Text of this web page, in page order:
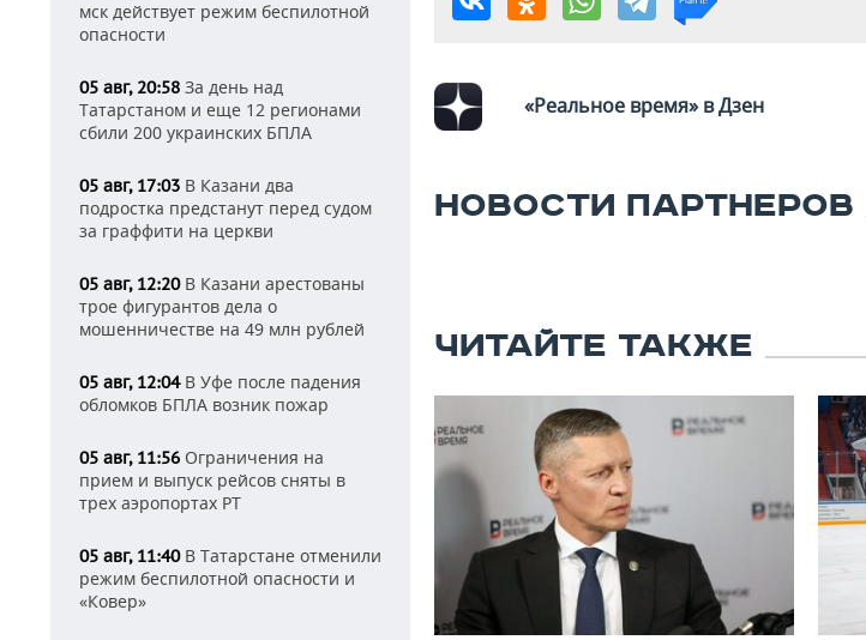
мск действует режим беспилотной
опасности
05 авг, 20:58 За день над
Татарстаном и еще 12 регионами
сбили 200 украинских БПЛА
05 авг, 17:03 В Казани два
подростка предстанут перед судом
за граффити на церкви
05 авг, 12:20В Казани арестованы
трое фигурантов дела о
мошенничестве на 49 млн рублей
05 авг, 12:04В Уфе после падения
обломков БПЛА возник пожар
05 авг, 11:56 Ограничения на
прием и выпуск рейсов сняты в
трех аэропортах РТ
05 авг, 11:40В Татарстане отменили
режим беспилотной опасности и
«Ковер»
«Реальное время» в Дзен
НОВОСТИ ПАРТНЕРОВ
ЧИТАЙТЕ ТАКЖЕ